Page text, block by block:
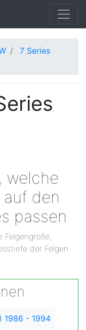
7 Series
welche
den
passen
Felgengröße,
der Felgen
1986 - 1994